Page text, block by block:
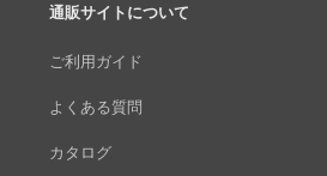
通販サイトについて
ご利用ガイド
よくある質問
カタログ